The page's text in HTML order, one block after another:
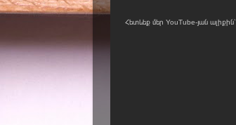
Հետևեք մեր YouTube-յան ալիքին՝